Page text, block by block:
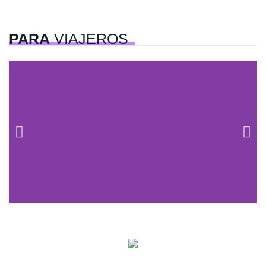
PARAVIAJEROS
PetFriendly en la CDMX